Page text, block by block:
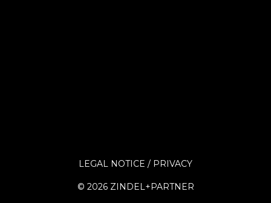
© 2026 ZINDEL+PARTNER
LEGAL NOTICE PRIVACY